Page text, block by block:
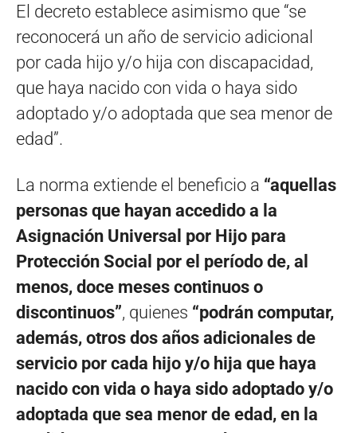
El decreto establece asimismo que “se
reconocerá un año de servicio adicional
por cada hijo y/o hija con discapacidad,
que haya nacido con vida o haya sido
adoptado y/o adoptada que sea menor de
edad”.
La norma extiende el beneficio a “aquellas
personas que hayan accedido a la
Asignación Universal por Hijo para
Protección Social por el período de, al
menos, doce meses continuos o
discontinuos”, quienes “podrán computar,
además, otros dos años adicionales de
servicio por cada hijo y/o hija que haya
nacido con vida o haya sido adoptado y/o
adoptada que sea menor de edad, en la